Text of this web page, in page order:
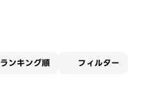
ランキング順 フィルター